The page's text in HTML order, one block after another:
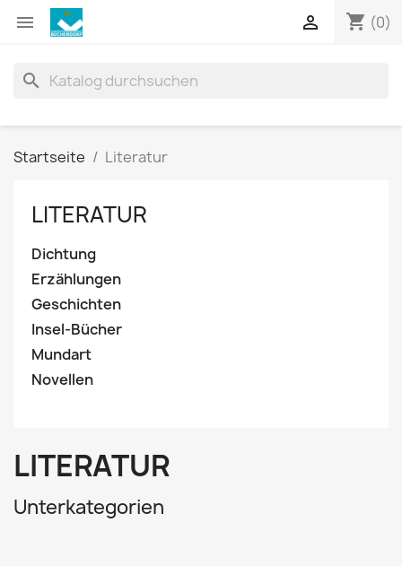
 shopping_cart (0)

search
Startseite Literatur
LITERATUR
Dichtung
Erzählungen
Geschichten
Insel-Bücher
Mundart
Novellen
LITERATUR
Unterkategorien